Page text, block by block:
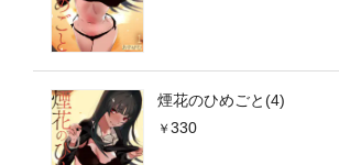
煙花のひめごと(4)
330